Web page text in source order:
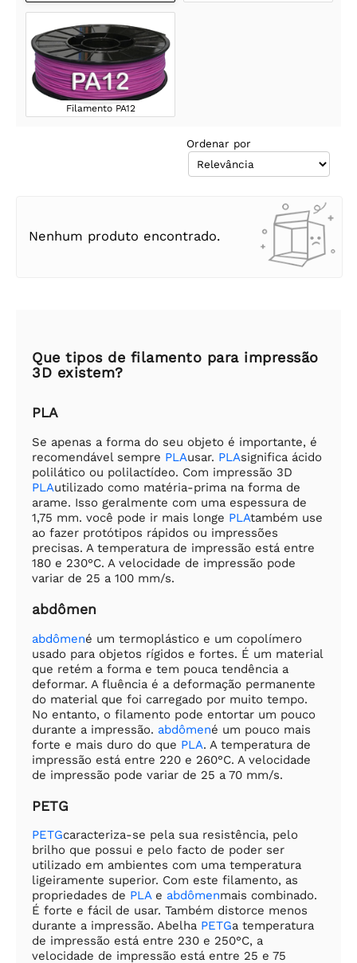
Filamento PA12
Ordenar por
Nenhum produto encontrado.
Que tipos de filamento para impressão
3D existem?
PLA
Se apenas a forma do seu objeto é importante, é
recomendável sempre PLAusar. PLAsignifica ácido
polilático ou polilactídeo. Com impressão 3D
PLAutilizado como matéria-prima na forma de
arame. Isso geralmente com uma espessura de
1,75 mm. você pode ir mais longe PLAtambém use
ao fazer protótipos rápidos ou impressões
precisas. A temperatura de impressão está entre
180 e 230°C. A velocidade de impressão pode
variar de 25 a 100 mm/s.
abdômen
abdômené um termoplástico e um copolímero
usado para objetos rígidos e fortes. É um material
que retém a forma e tem pouca tendência a
deformar. A fluência é a deformação permanente
do material que foi carregado por muito tempo.
No entanto, o filamento pode entortar um pouco
durante a impressão. abdômené um pouco mais
forte e mais duro do que PLA. A temperatura de
impressão está entre 220 e 260°C. A velocidade
de impressão pode variar de 25 a 70 mm/s.
PETG
PETGcaracteriza-se pela sua resistência, pelo
brilho que possui e pelo facto de poder ser
utilizado em ambientes com uma temperatura
ligeiramente superior. Com este filamento, as
propriedades de PLAe abdômenmais combinado.
É forte e fácil de usar. Também distorce menos
durante a impressão. Abelha PETGa temperatura
de impressão está entre 230 e 250°C, a
velocidade de impressão está entre 25 e 75